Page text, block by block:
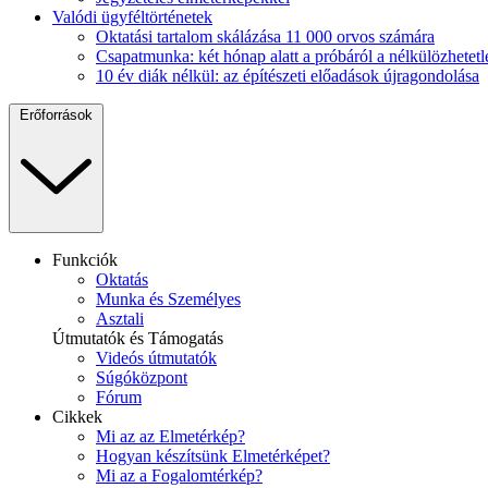
Valódi ügyféltörténetek
Oktatási tartalom skálázása 11 000 orvos számára
Csapatmunka: két hónap alatt a próbáról a
10 év diák nélkül: az építészeti előadások újragondolása
Erőforrások
Funkciók
Oktatás
Munka és Személyes
Asztali
Útmutatók és Támogatás
Videós útmutatók
Súgóközpont
Fórum
Cikkek
Mi az az Elmetérkép?
Hogyan készítsünk Elmetérképet?
Mi az a Fogalomtérkép?